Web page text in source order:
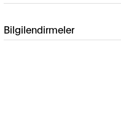
Bilgilendirmeler